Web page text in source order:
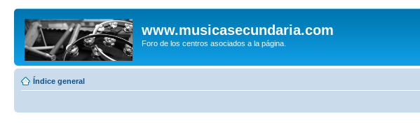
www.musicasecundaria.com
Foro de los centros asociados a la página.
Índice general